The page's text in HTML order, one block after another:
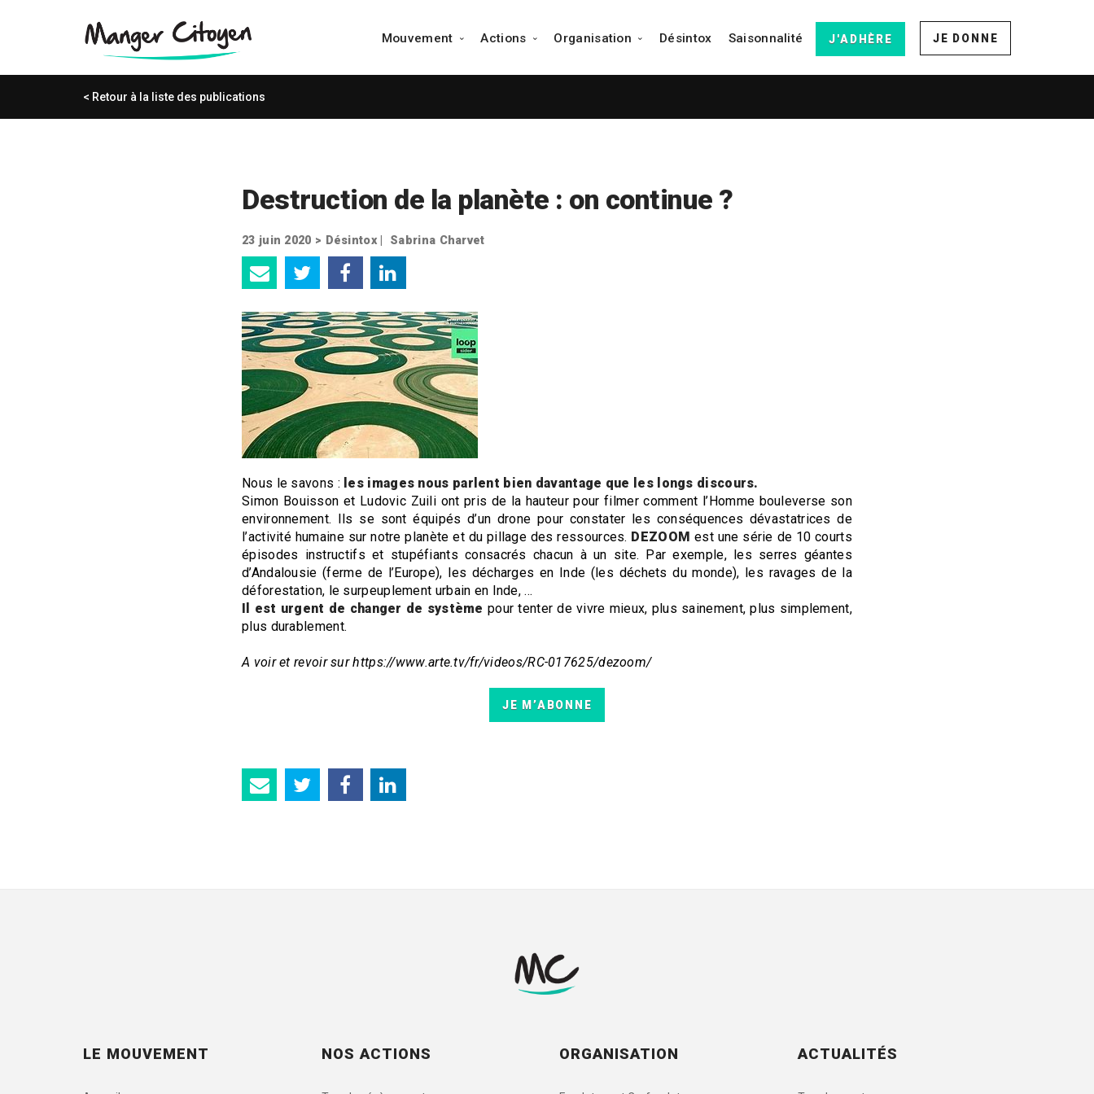
Mouvement Actions Organisation Désintox Saisonnalité J'ADHÈRE JE DONNE
< Retour à la liste des publications
Destruction de la planète : on continue ?
23 juin 2020 > Désintox| Sabrina Charvet
Nous le savons : les images nous parlent bien davantage que les longs discours.
Simon Bouisson et Ludovic Zuili ont pris de la hauteur pour filmer comment l’Homme bouleverse son
environnement. Ils se sont équipés d’un drone pour constater les conséquences dévastatrices de
l’activité humaine sur notre planète et du pillage des ressources. DEZOOM est une série de 10 courts
épisodes instructifs et stupéfiants consacrés chacun à un site. Par exemple, les serres géantes
d’Andalousie (ferme de l’Europe), les décharges en Inde (les déchets du monde), les ravages de la
déforestation, le surpeuplement urbain en Inde, …
Il est urgent de changer de système pour tenter de vivre mieux, plus sainement, plus simplement,
plus durablement.
A voir et revoir sur https://www.arte.tv/fr/videos/RC-017625/dezoom/
JE M’ABONNE
LE MOUVEMENT NOS ACTIONS ORGANISATION ACTUALITÉS